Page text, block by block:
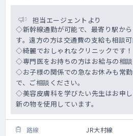
担当エージェントより
◇新幹線通勤が可能で、最寄り駅か
す。遠方の方は交通費の支給も相談可
◇綺麗でおしゃれなクリニックです！
◇専門医をお持ちの方はお給与の相談
◇お子様の関係での急なお休みも常
で、ご相談ください。
◇美容皮膚科を学びたい先生はお申
新の物を使用しています。
路線 JR大村線